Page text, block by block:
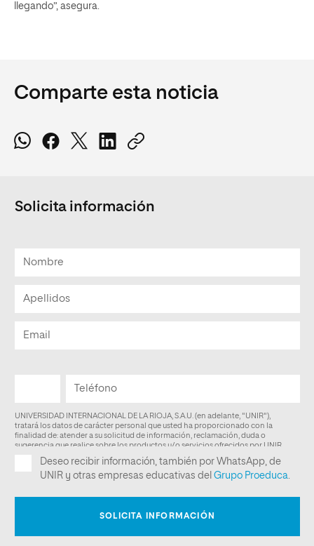
llegando”, asegura.
Comparte esta noticia
Solicita información